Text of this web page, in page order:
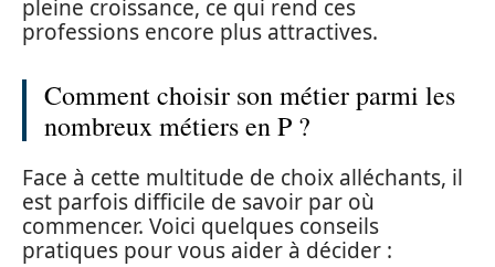
pleine croissance, ce qui rend ces
professions encore plus attractives.
Comment choisir son métier parmi les
nombreux métiers en P ?
Face à cette multitude de choix alléchants, il
est parfois difficile de savoir par où
commencer. Voici quelques conseils
pratiques pour vous aider à décider :